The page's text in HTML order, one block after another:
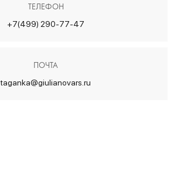
ТЕЛЕФОН
+7(499) 290-77-47
ПОЧТА
taganka@giulianovars.ru